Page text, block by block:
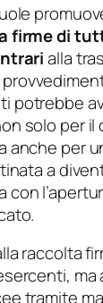
firme di
alla
potrebbe
solo per il
anche per
a
con
raccolta
ma
tramite